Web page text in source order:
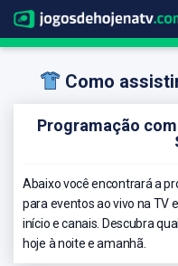
Como
Programação
Abaixo você encontrará a
para eventos ao vivo na TV
início e canais. Descubra
hoje à noite e amanhã.